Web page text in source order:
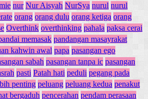
nur Nur Aisyah NurSya nurul nurul
orang orang dulu orang ketiga orang
Overthink overthinking pahala paksa cerai
memasak pandangan masayrakat
kahwin awal papa pasangan ego
sabah pasangan tanpa ic pasangan
pasti Patah hati peduli pegang pada
penting peluang peluang kedua penakut
bergaduh pencerahan pendam perasaan